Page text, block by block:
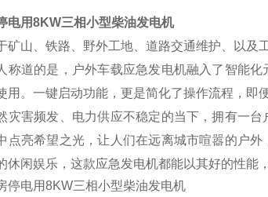
电用8KW三相小型柴油发电机
矿山、铁路、野外工地、道路交通维护、以及
称道的是，户外车载应急发电机融入了智能
用。一键启动功能，更是简化了操作流程，即
灾害频发、电力供应不稳定的当下，拥有一
点亮希望之光，让人们在远离城市喧嚣的户
休闲娱乐，这款应急发电机都能以其好的性能